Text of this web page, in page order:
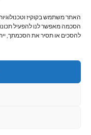
האתר משתמש בקוקיז
הסכמה מאפשר לנו להפעיל
להסכים או תסיר את הסכמתך,